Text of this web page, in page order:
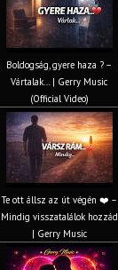
Boldogság, gyere haza ? –
Vártalak… | Gerry Music
(Official Video)
Te ott állsz az út végén ❤️ –
Mindig visszatalálok hozzád
| Gerry Music